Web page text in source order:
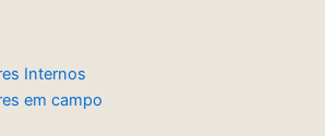
Internos
em campo